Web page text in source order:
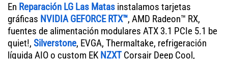
En Reparación LG Las Matas instalamos tarjetas
gráficas NVIDIA GEFORCE RTX™, AMD Radeon™ RX,
fuentes de alimentación modulares ATX 3.1 PCIe 5.1 be
quiet!, Silverstone, EVGA, Thermaltake, refrigeración
líquida AIO o custom EK NZXTCorsair Deep Cool,